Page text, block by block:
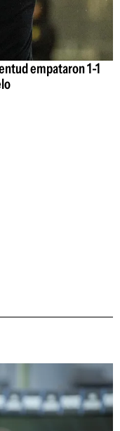
empataron 1-1